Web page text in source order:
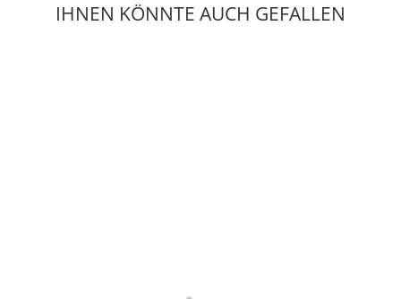
IHNEN KÖNNTE AUCH GEFALLEN